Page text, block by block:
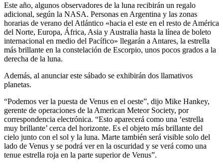
Este año, algunos observadores de la luna recibirán un regalo
adicional, según la NASA. Personas en Argentina y las zonas
horarias de verano del Atlántico «hacia el este en el resto de América
del Norte, Europa, África, Asia y Australia hasta la línea de boleto
internacional en medio del Pacífico» llegarán a Antares, la estrella
más brillante en la constelación de Escorpio, unos pocos grados a la
derecha de la luna.
Además, al anunciar este sábado se exhibirán dos llamativos
planetas.
“Podemos ver la puesta de Venus en el oeste”, dijo Mike Hankey,
gerente de operaciones de la American Meteor Society, por
correspondencia electrónica. “Esto aparecerá como una ‘estrella
muy brillante’ cerca del horizonte. Es el objeto más brillante del
cielo junto con el sol y la luna. Marte también será visible solo del
lado de Venus y se podrá ver en la oscuridad y se verá como una
tenue estrella roja en la parte superior de Venus”.